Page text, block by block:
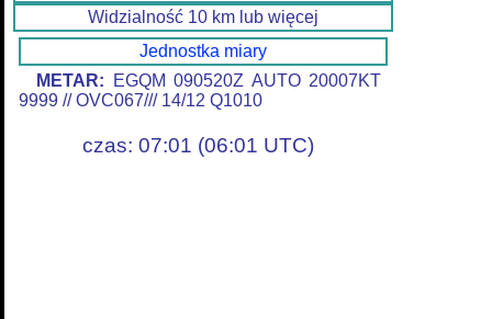
Widzialność 10 km lub więcej
Jednostka miary
METAR: EGQM 090520Z AUTO 20007KT
9999 // OVC067/// 14/12 Q1010
czas: 07:01 (06:01 UTC)